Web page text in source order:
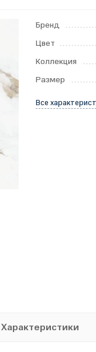
Бренд
Цвет
Коллекция
Размер
Все
Характеристики